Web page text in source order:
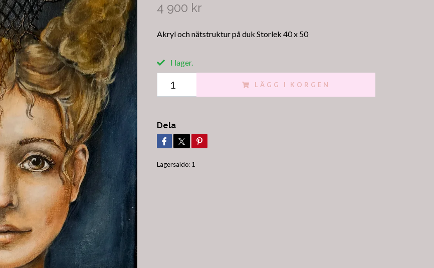
4 900 kr
Akryl och nätstruktur på duk Storlek 40 x 50
I lager.
LÄGG I KORGEN
Dela
Lagersaldo: 1